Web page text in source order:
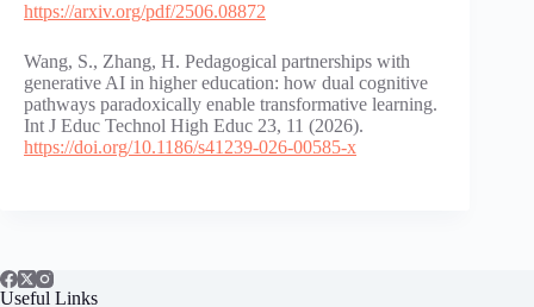
https://arxiv.org/pdf/2506.08872
Wang, S., Zhang, H. Pedagogical partnerships with
generative AI in higher education: how dual cognitive
pathways paradoxically enable transformative learning.
Int J Educ Technol High Educ 23, 11 (2026).
https://doi.org/10.1186/s41239-026-00585-x
Useful Links